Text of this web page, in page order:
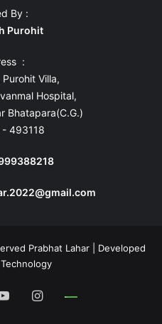
By :
Purohit
:
Villa,
Hospital,
Bhatapara(C.G.)
- 493118
Prabhat Lahar | Developed
YouTubeInstagram